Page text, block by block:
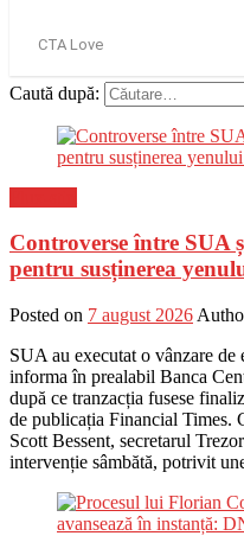
Caută după:
Controverse între SUA
pentru susținerea
Posted on 7 august 2026
SUA au executat o vânzare
informa în prealabil Banca
după ce tranzacția fusese
de publicația Financial Times.
Scott Bessent, secretarul
intervenție sâmbătă, potrivit